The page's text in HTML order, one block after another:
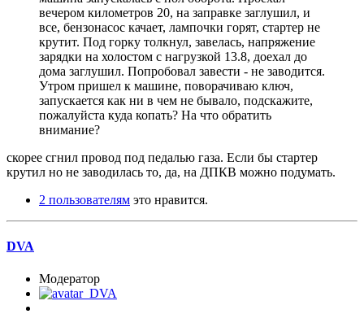
вечером километров 20, на заправке заглушил, и
все, бензонасос качает, лампочки горят, стартер не
крутит. Под горку толкнул, завелась, напряжение
зарядки на холостом с нагрузкой 13.8, доехал до
дома заглушил. Попробовал завести - не заводится.
Утром пришел к машине, поворачиваю ключ,
запускается как ни в чем не бывало, подскажите,
пожалуйста куда копать? На что обратить
внимание?
скорее сгнил провод под педалью газа. Если бы стартер
крутил но не заводилась то, да, на ДПКВ можно подумать.
2 пользователям это нравится.
DVA
Модератор